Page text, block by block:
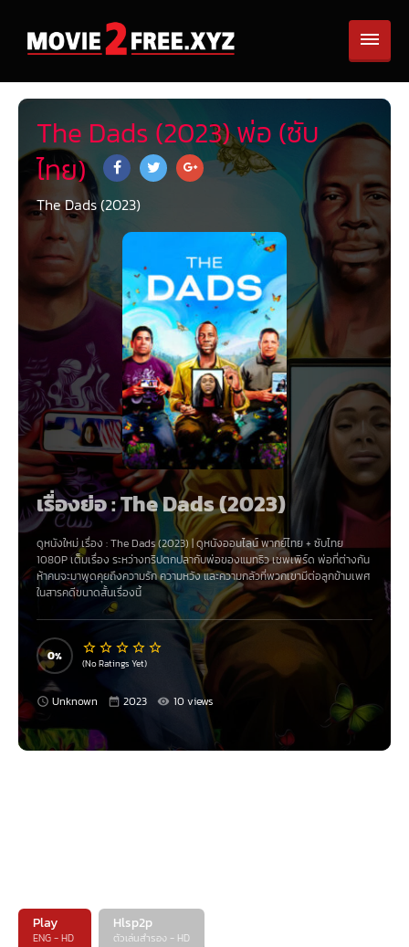
The Dads (2023) พ่อ (ซับ
ไทย)
The Dads (2023)
เรื่องย่อ : The Dads (2023)
ดูหนังใหม่ เรื่อง :The Dads (2023)|ดูหนังออนไลน์พากย์ไทย+ซับไทย
1080P เต็มเรื่อง ระหว่างทริปตกปลากับพ่อของแมทธิว เชพเพิร์ด พ่อที่ต่างกัน
ห้าคนจะมาพูดคุยถึงความรัก ความหวัง และความกลัวที่พวกเขามีต่อลูกข้ามเพศ
ในสารคดีขนาดสั้นเรื่องนี้
0 (No Ratings Yet)
Unknown 2023 10 views
Play
ENG - HD
Hlsp2p
ตัวเล่นสำรอง - HD